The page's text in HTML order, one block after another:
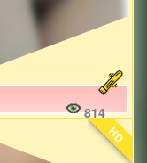
814
HD